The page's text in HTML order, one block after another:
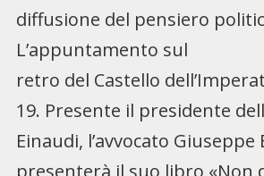
diffusione del pensiero
L’appuntamento sul
retro del Castello
19. Presente il presidente
Einaudi, l’avvocato
presenterà il suo libro «Non